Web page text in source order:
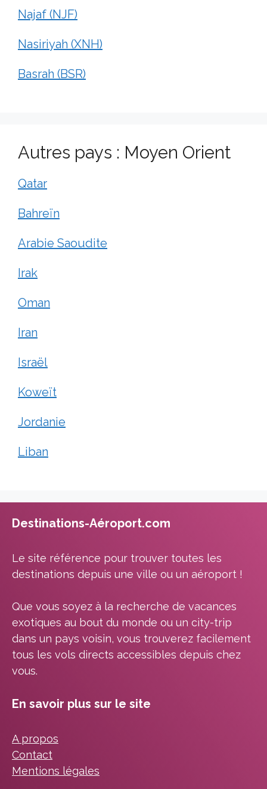
Najaf (NJF)
Nasiriyah (XNH)
Basrah (BSR)
Autres pays : Moyen Orient
Qatar
Bahreïn
Arabie Saoudite
Irak
Oman
Iran
Israël
Koweït
Jordanie
Liban
Destinations-Aéroport.com
Le site référence pour trouver toutes les
destinations depuis une ville ou un aéroport !
Que vous soyez à la recherche de vacances
exotiques au bout du monde ou un city-trip
dans un pays voisin, vous trouverez facilement
tous les vols directs accessibles depuis chez
vous.
En savoir plus sur le site
A propos
Contact
Mentions légales